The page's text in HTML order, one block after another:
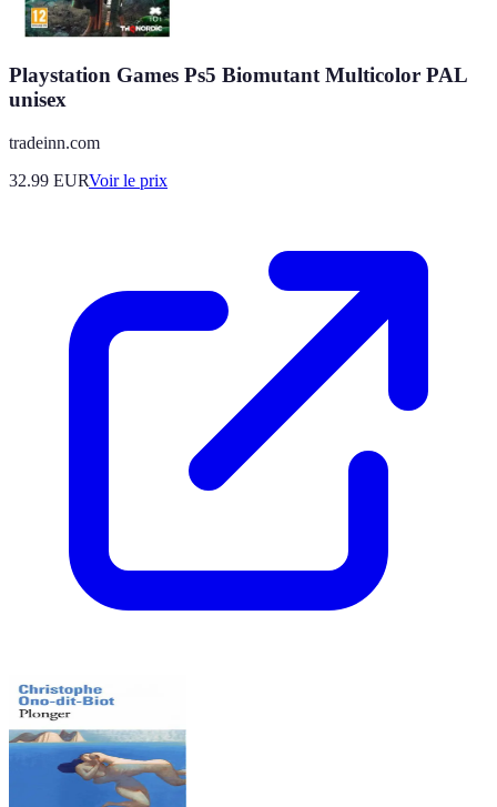
Playstation Games Ps5 Biomutant Multicolor PAL
unisex
tradeinn.com
32.99 EURVoir le prix